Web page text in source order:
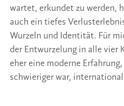
wartet, erkundet zu werden,
auch ein tiefes
Wurzeln und Identität. Für
der Entwurzelung in alle vier
eher eine moderne
schwieriger war, international